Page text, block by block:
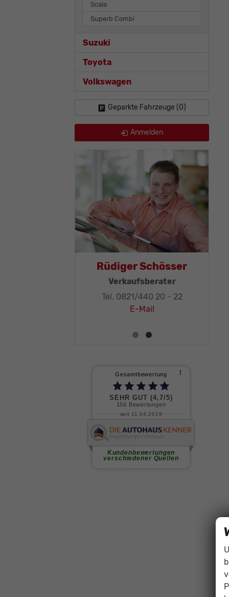
Scala
Superb Combi
Suzuki
Toyota
Volkswagen
Geparkte Fahrzeuge (0)
Anmelden
Thomas Mohr
Geschäftsleitung, KFZ-
Techniker-Meister
Tel. 0821/440 20 - 32